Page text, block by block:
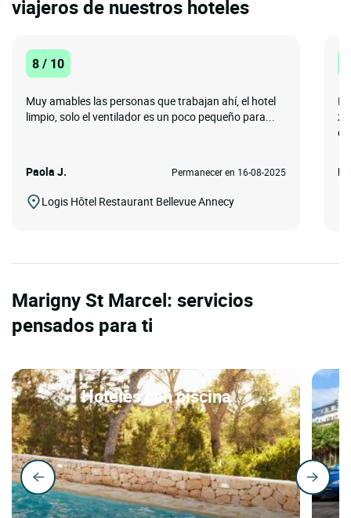
viajeros de nuestros hoteles
8 / 10
Muy amables las personas que trabajan ahí, el hotel
limpio, solo el ventilador es un poco pequeño para...
Paola J. Permanecer en 16-08-2025
Logis Hôtel Restaurant Bellevue Annecy
Marigny St Marcel: servicios
pensados para ti
Hoteles con piscina